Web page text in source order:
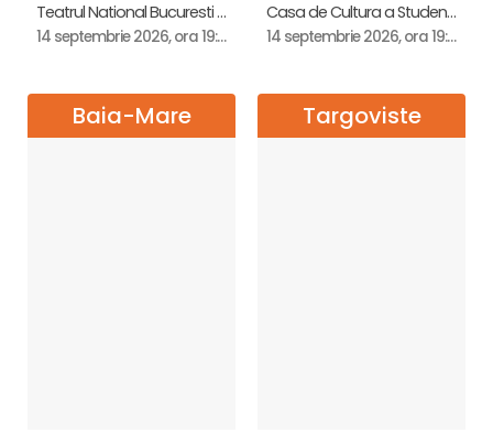
Teatrul National Bucuresti - Sala Ion Caramitru, Bucuresti
14 septembrie 2026, ora 19:00
Casa de Cultura a Studentilor Dumitru Farcas, Cluj-Napoca
14 septembrie 2026, ora 19:30
Baia-Mare Targoviste